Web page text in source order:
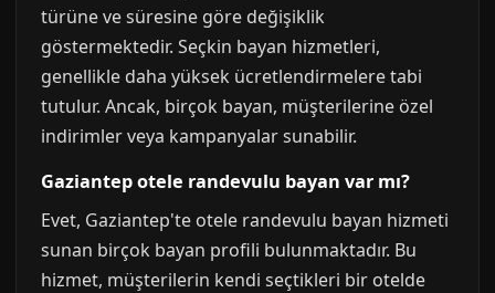
türüne ve süresine göre değişiklik
göstermektedir. Seçkin bayan hizmetleri,
genellikle daha yüksek ücretlendirmelere tabi
tutulur. Ancak, birçok bayan, müşterilerine özel
indirimler veya kampanyalar sunabilir.
Gaziantep otele randevulu bayan var mı?
Evet, Gaziantep'te otele randevulu bayan hizmeti
sunan birçok bayan profili bulunmaktadır. Bu
hizmet, müşterilerin kendi seçtikleri bir otelde